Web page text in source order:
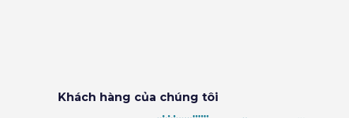
Khách hàng của chúng tôi